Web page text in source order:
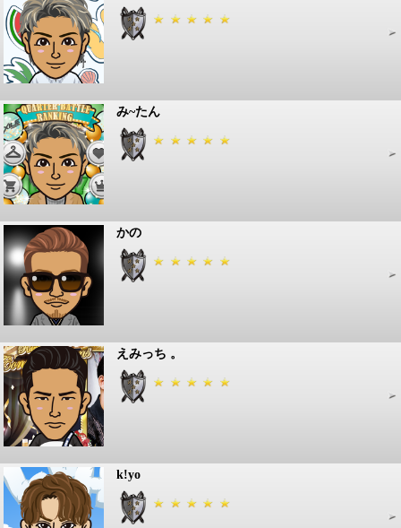
み~たん
かの
えみっち 。
k!yo